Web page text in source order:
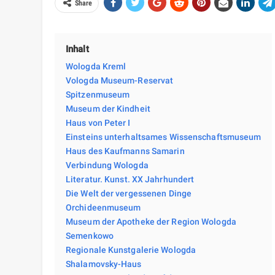
Share
Inhalt
Wologda Kreml
Vologda Museum-Reservat
Spitzenmuseum
Museum der Kindheit
Haus von Peter I
Einsteins unterhaltsames Wissenschaftsmuseum
Haus des Kaufmanns Samarin
Verbindung Wologda
Literatur. Kunst. XX Jahrhundert
Die Welt der vergessenen Dinge
Orchideenmuseum
Museum der Apotheke der Region Wologda
Semenkowo
Regionale Kunstgalerie Wologda
Shalamovsky-Haus